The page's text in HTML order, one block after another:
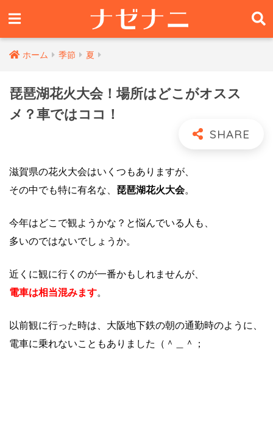
ホーム 季節 夏
琵琶湖花火大会！場所はどこがオスス
メ？車ではココ！
滋賀県の花火大会はいくつもありますが、
その中でも特に有名な、 琵琶湖花火大会。
今年はどこで観ようかな？と悩んでいる人も、
多いのではないでしょうか。
近くに観に行くのが一番かもしれませんが、
電車は相当混みます。
以前観に行った時は、大阪地下鉄の朝の通勤時のように、
電車に乗れないこともありました（＾＿＾；